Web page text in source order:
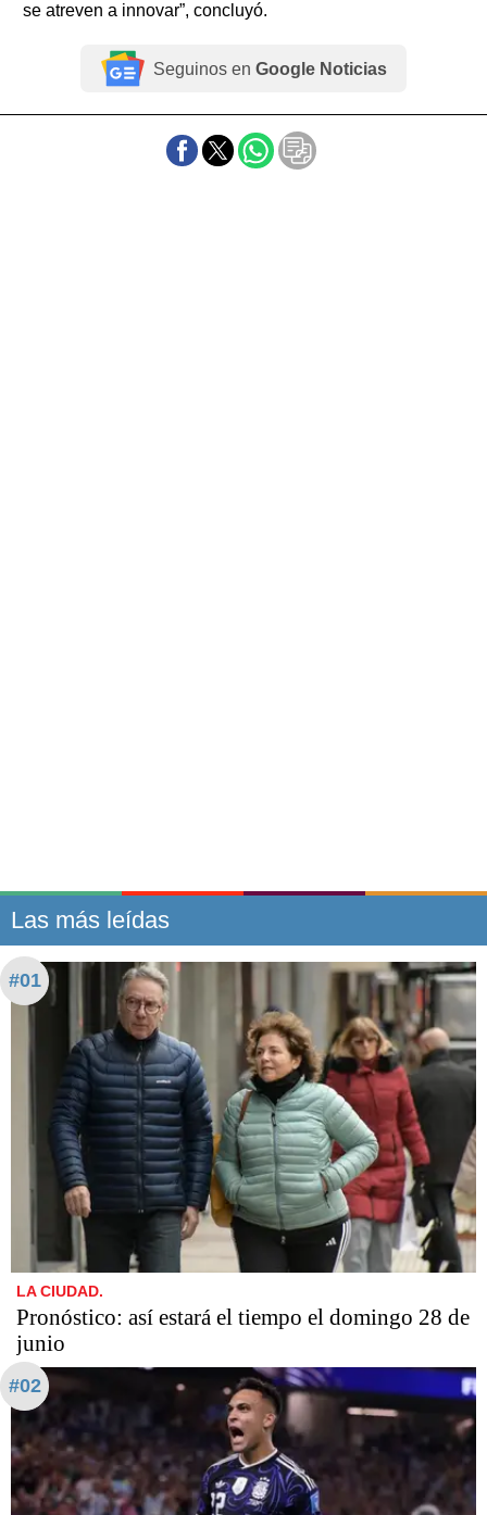
se atreven a innovar”, concluyó.
Seguinos en Google Noticias
Las más leídas
#01
LA CIUDAD.
Pronóstico: así estará el tiempo el domingo 28 de
junio
#02